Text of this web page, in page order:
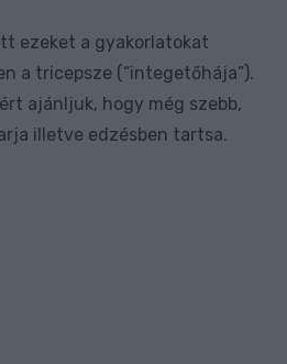
ezeket a gyakorlatokat
a tricepsze (“integetőhája”).
ajánljuk, hogy még szebb,
illetve edzésben tartsa.